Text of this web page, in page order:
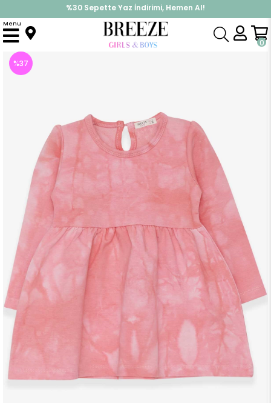
%30 Sepette Yaz İndirimi, Hemen Al!
İndirimlere ek %10 İndirimi Kap, Hemen Üye Ol!
0
Menu
Anasayfa Elbise Modelleri Uzun Kol Elbise
%37